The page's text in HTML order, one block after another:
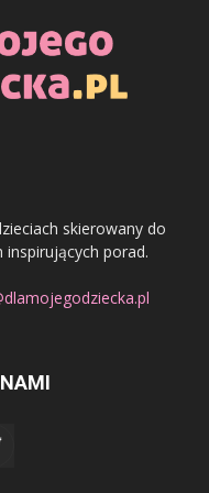
skierowany do
porad.